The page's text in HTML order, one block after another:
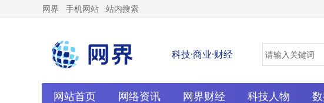
网界 手机网站 站内搜索
科技·商业·财经
网站首页 网络资讯 网界财经 科技人物